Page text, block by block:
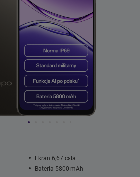
Ekran 6,67 cala
Bateria 5800 mAh